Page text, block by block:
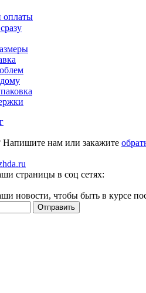
оплаты
Напишите нам или закажите
страницы в соц сетях:
новости, чтобы быть в курсе